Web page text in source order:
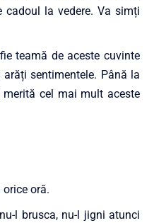
cadoul la vedere. Va simți
teamă de aceste cuvinte
sentimentele. Până la
cel mai mult aceste
orice oră.
l brusca, nu-l jigni atunci